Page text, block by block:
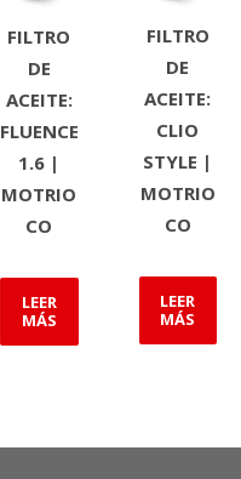
FILTRO
DE
ACEITE:
FLUENCE
1.6 |
MOTRIO
CO
LEER
MÁS
FILTRO
DE
ACEITE:
CLIO
STYLE |
MOTRIO
CO
LEER
MÁS